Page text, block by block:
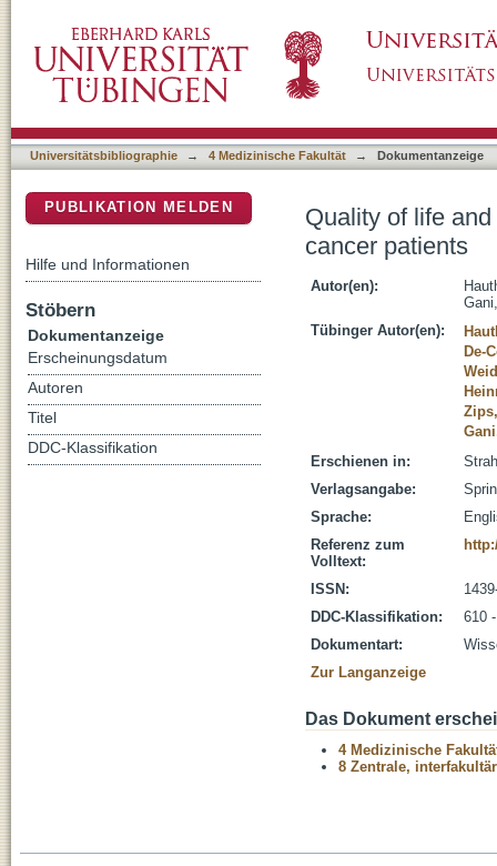
Universitätsbibliographie → 4 Medizinische Fakultät → Dokumentanzeige
Quality of life
cancer patients
Autor(en):
Tübinger Autor(en):
De-
Erschienen in:
Verlagsangabe:
Sprache:
Referenz zum
Volltext:
ISSN:
DDC-Klassifikation:
610
Dokumentart:
Zur Langanzeige
Das Dokument
4 Medizinische
8 Zentrale,
PUBLIKATION MELDEN
Hilfe und Informationen
Stöbern
Dokumentanzeige
Erscheinungsdatum
Autoren
Titel
DDC-Klassifikation